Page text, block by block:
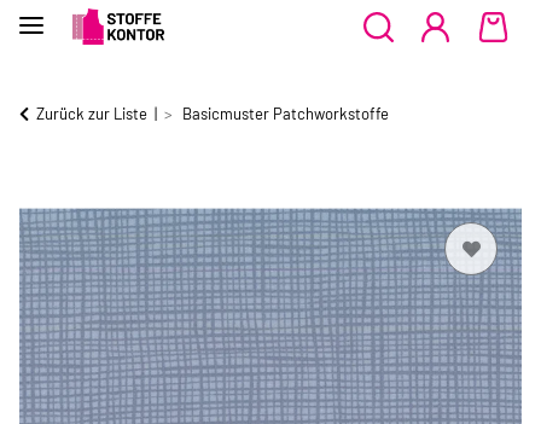
Zurück zur Liste Basicmuster Patchworkstoffe